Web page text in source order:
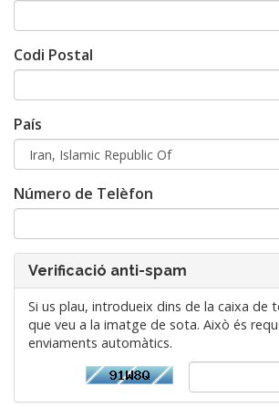
Codi Postal
País
Número de Telèfon
Verificació anti-spam
Si us plau, introdueix dins de la caixa de
que veu a la imatge de sota. Això és
enviaments automàtics.